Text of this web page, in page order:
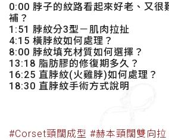
0:00 脖子的紋路看起來好老、又很
補？
1:51 脖紋分3型－肌肉拉扯
4:15 橫脖紋如何處理？
8:00 脖紋填充材質如何選擇？
13:18 脂肪膠的修復期多久？
16:25 直脖紋(火雞脖)如何處理？
18:30 直脖紋手術方式說明
#Corset頸闊成型 #赫本頸闊雙向拉